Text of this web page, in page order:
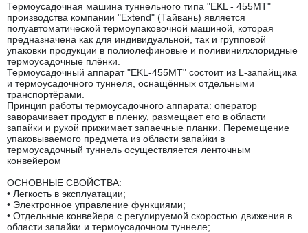
Термоусадочная машина туннельного типа "EKL - 455MT"
производства компании "Extend" (Тайвань) является
полуавтоматической термоупаковочной машиной, которая
предназначена как для индивидуальной, так и групповой
упаковки продукции в полиолефиновые и поливинилхлоридные
термоусадочные плёнки.
Термоусадочный аппарат "EKL-455MT" состоит из L-запайщика
и термоусадочного туннеля, оснащённых отдельными
транспортёрами.
Принцип работы термоусадочного аппарата: оператор
заворачивает продукт в пленку, размещает его в области
запайки и рукой прижимает запаечные планки. Перемещение
упаковываемого предмета из области запайки в
термоусадочный туннель осуществляется ленточным
конвейером
ОСНОВНЫЕ СВОЙСТВА:
• Легкость в эксплуатации;
• Электронное управление функциями;
• Отдельные конвейера с регулируемой скоростью движения в
области запайки и термоусадочном туннеле;